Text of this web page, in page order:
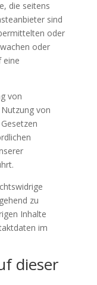
die seitens
sind
oder
oder
eine
von
von
zu
Inhalte
im
dieser